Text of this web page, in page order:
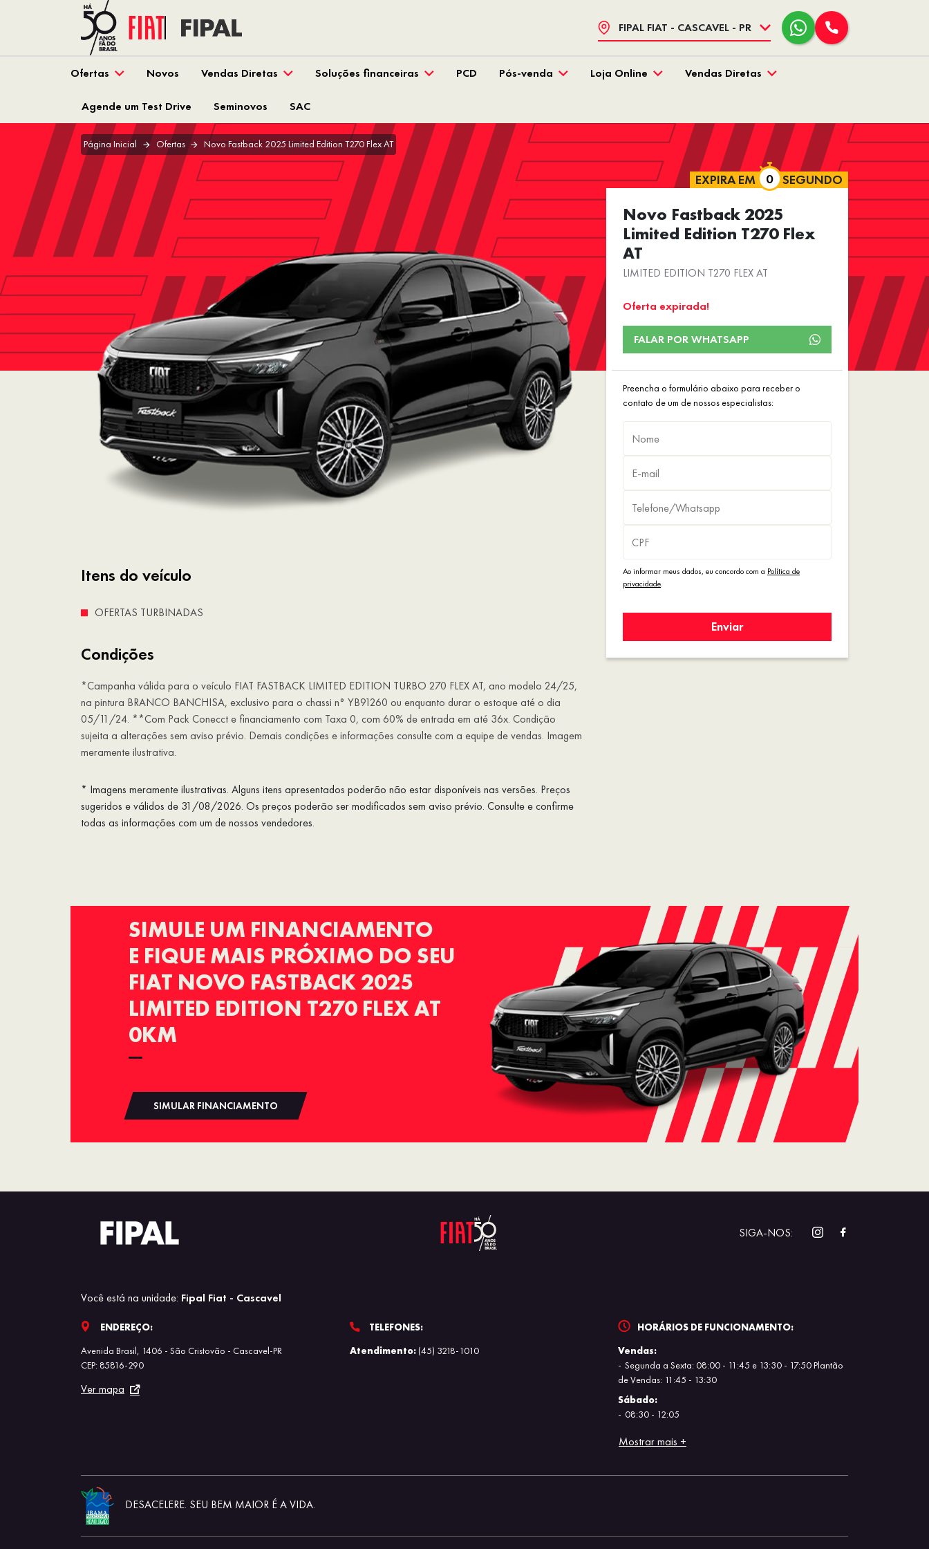
FIPAL FIAT - CASCAVEL - PR
Ofertas Novos Vendas Diretas Soluções financeiras PCD Pós-venda Loja Online Vendas Diretas
Agende um Test Drive Seminovos SAC
Página Inicial Ofertas Novo Fastback 2025 Limited Edition T270 Flex AT
Itens do veículo
OFERTAS TURBINADAS
Condições
*Campanha válida para o veículo FIAT FASTBACK LIMITED EDITION TURBO 270 FLEX AT, ano modelo 24/25,
na pintura BRANCO BANCHISA, exclusivo para o chassi n° YB91260 ou enquanto durar o estoque até o dia
05/11/24. **Com Pack Conecct e financiamento com Taxa 0, com 60% de entrada em até 36x. Condição
sujeita a alterações sem aviso prévio. Demais condições e informações consulte com a equipe de vendas. Imagem
meramente ilustrativa.
* Imagens meramente ilustrativas. Alguns itens apresentados poderão não estar disponíveis nas versões. Preços
sugeridos e válidos de 31/08/2026. Os preços poderão ser modificados sem aviso prévio. Consulte e confirme
todas as informações com um de nossos vendedores.
EXPIRA EM SEGUNDO
Novo Fastback 2025
Limited Edition T270 Flex
AT
LIMITED EDITION T270 FLEX AT
Oferta expirada!
FALAR POR WHATSAPP
Preencha o formulário abaixo para receber o
contato de um de nossos especialistas:
Ao informar meus dados, eu concordo com a Política de
privacidade.
Enviar
SIMULE UM FINANCIAMENTO
E FIQUE MAIS PRÓXIMO DO SEU
FIAT NOVO FASTBACK 2025
LIMITED EDITION T270 FLEX AT
0KM
SIMULAR FINANCIAMENTO
SIGA-NOS:
Você está na unidade: Fipal Fiat - Cascavel
ENDEREÇO:
Avenida Brasil, 1406 - São Cristovão - Cascavel-PR
CEP: 85816-290
Ver mapa
TELEFONES:
Atendimento:(45) 3218-1010
HORÁRIOS DE FUNCIONAMENTO:
Vendas:
Segunda a Sexta: 08:00 - 11:45 e 13:30 - 17:50 Plantão
de Vendas: 11:45 - 13:30
Sábado:
08:30 - 12:05
Mostrar mais +
DESACELERE. SEU BEM MAIOR É A VIDA.